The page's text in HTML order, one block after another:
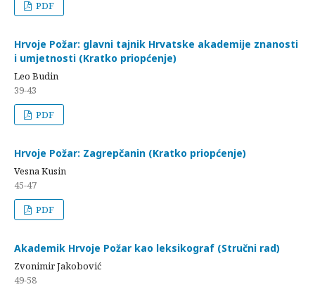
PDF
Hrvoje Požar: glavni tajnik Hrvatske akademije znanosti
i umjetnosti (Kratko priopćenje)
Leo Budin
39-43
PDF
Hrvoje Požar: Zagrepčanin (Kratko priopćenje)
Vesna Kusin
45-47
PDF
Akademik Hrvoje Požar kao leksikograf (Stručni rad)
Zvonimir Jakobović
49-58